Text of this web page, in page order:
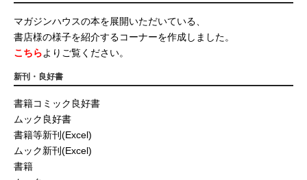
マガジンハウスの本を展開いただいている、
書店様の様子を紹介するコーナーを作成しました。
こちらよりご覧ください。
新刊・良好書
書籍コミック良好書
ムック良好書
書籍等新刊(Excel)
ムック新刊(Excel)
書籍